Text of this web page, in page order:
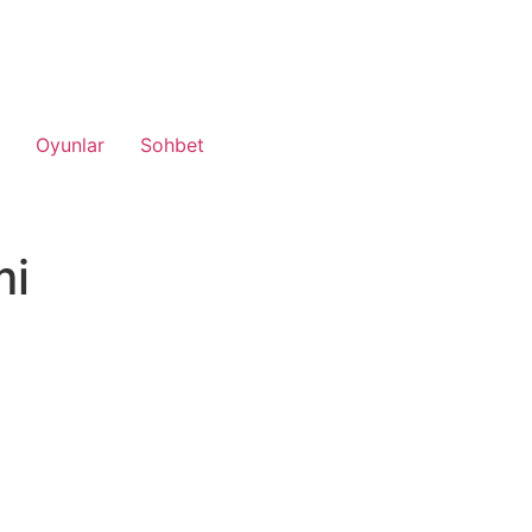
Oyunlar Sohbet